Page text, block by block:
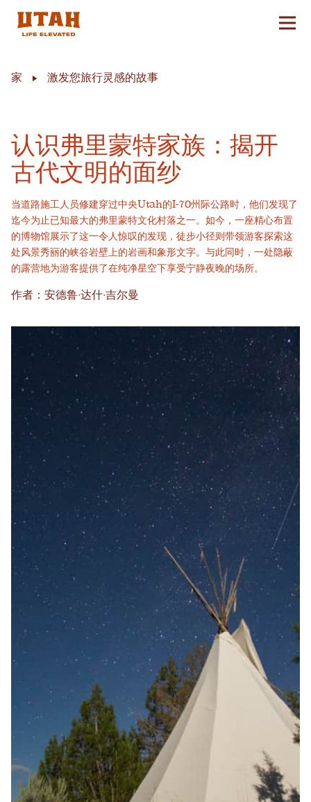
切换
家 激发您旅行灵感的故事
认识弗里蒙特家族：揭开
古代文明的面纱
当道路施工人员修建穿过中央Utah的I-70州际公路时，他们发现了
迄今为止已知最大的弗里蒙特文化村落之一。如今，一座精心布置
的博物馆展示了这一令人惊叹的发现，徒步小径则带领游客探索这
处风景秀丽的峡谷岩壁上的岩画和象形文字。与此同时，一处隐蔽
的露营地为游客提供了在纯净星空下享受宁静夜晚的场所。
作者：安德鲁·达什·吉尔曼